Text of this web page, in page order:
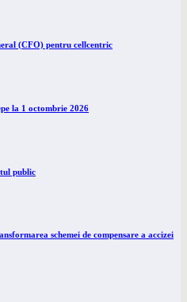
(CFO) pentru cellcentric
la 1 octombrie 2026
public
schemei de compensare a accizei